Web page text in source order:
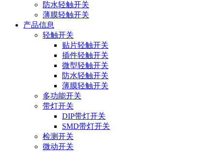
防水轻触开关
薄膜轻触开关
产品信息
轻触开关
贴片轻触开关
插件轻触开关
微型轻触开关
防水轻触开关
薄膜轻触开关
多功能开关
带灯开关
DIP带灯开关
SMD带灯开关
检测开关
微动开关